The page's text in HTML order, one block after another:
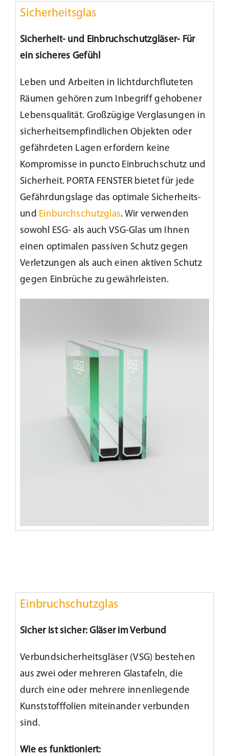
Sicherheitsglas
Sicherheit- und Einbruchschutzgläser- Für
ein sicheres Gefühl
Leben und Arbeiten in lichtdurchfluteten
Räumen gehören zum Inbegriff gehobener
Lebensqualität. Großzügige Verglasungen in
sicherheitsempfindlichen Objekten oder
gefährdeten Lagen erfordern keine
Kompromisse in puncto Einbruchschutz und
Sicherheit. PORTA FENSTER bietet für jede
Gefährdungslage das optimale Sicherheits-
und Einburchschutzglas. Wir verwenden
sowohl ESG- als auch VSG-Glas um Ihnen
einen optimalen passiven Schutz gegen
Verletzungen als auch einen aktiven Schutz
gegen Einbrüche zu gewährleisten.
Einbruchschutzglas
Sicher ist sicher: Gläser im Verbund
Verbundsicherheitsgläser (VSG) bestehen
aus zwei oder mehreren Glastafeln, die
durch eine oder mehrere innenliegende
Kunststofffolien miteinander verbunden
sind.
Wie es funktioniert: